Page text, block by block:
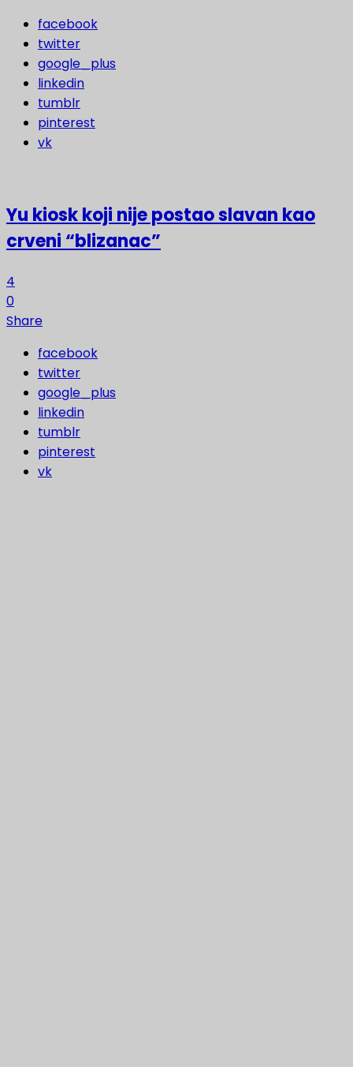
facebook
twitter
google_plus
linkedin
tumblr
pinterest
vk
Yu kiosk koji nije postao slavan kao
crveni “blizanac”
4
0
Share
facebook
twitter
google_plus
linkedin
tumblr
pinterest
vk